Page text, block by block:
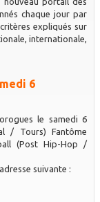
chaque jour par
expliqués sur
internationale,
6
le samedi 6
/ Tours) Fantôme
(Post Hip-Hop /
suivante :